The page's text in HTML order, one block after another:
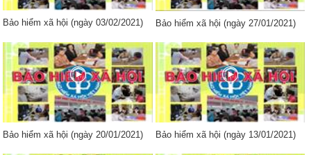
Bảo hiểm xã hội (ngày 03/02/2021) Bảo hiểm xã hội (ngày 27/01/2021)
Bảo hiểm xã hội (ngày 20/01/2021) Bảo hiểm xã hội (ngày 13/01/2021)